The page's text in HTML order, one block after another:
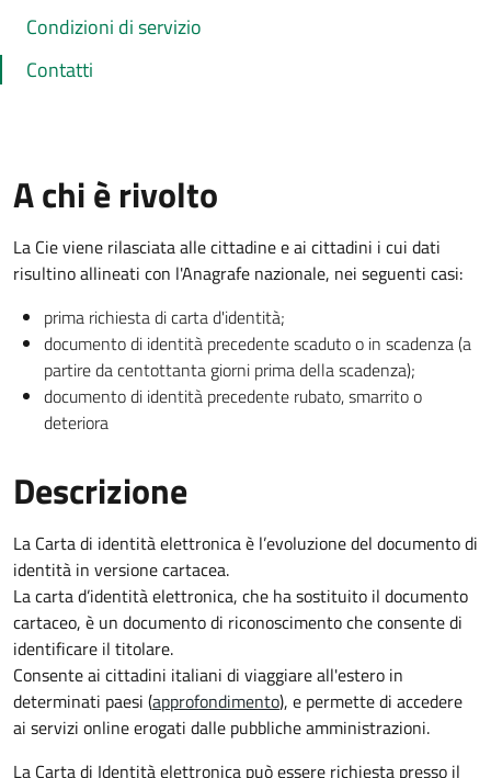
Condizioni di servizio
Contatti
A chi è rivolto
La Cie viene rilasciata alle cittadine e ai cittadini i cui dati
risultino allineati con l'Anagrafe nazionale, nei seguenti casi:
prima richiesta di carta d'identità;
documento di identità precedente scaduto o in scadenza (a
partire da centottanta giorni prima della scadenza);
documento di identità precedente rubato, smarrito o
deteriora
Descrizione
La Carta di identità elettronica è l’evoluzione del documento di
identità in versione cartacea.
La carta d’identità elettronica, che ha sostituito il documento
cartaceo, è un documento di riconoscimento che consente di
identificare il titolare.
Consente ai cittadini italiani di viaggiare all'estero in
determinati paesi (approfondimento), e permette di accedere
ai servizi online erogati dalle pubbliche amministrazioni.
La Carta di Identità elettronica può essere richiesta presso il